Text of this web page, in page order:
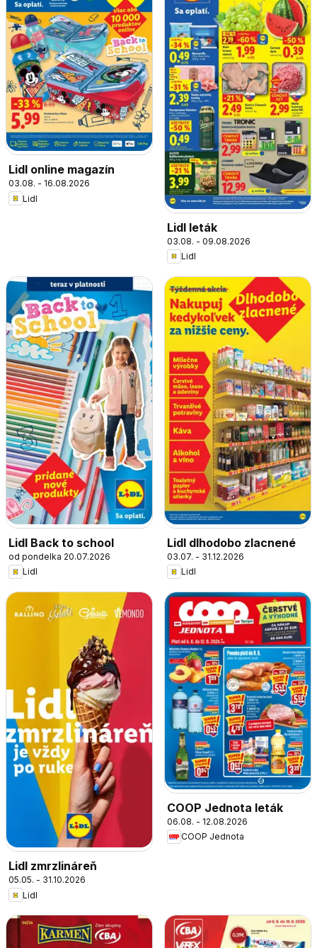
Lidl online magazín
03.08. - 16.08.2026
Lidl
Lidl leták
03.08. - 09.08.2026
Lidl
Lidl Back to school
od pondelka 20.07.2026
Lidl
Lidl dlhodobo zlacnené
03.07. - 31.12.2026
Lidl
Lidl zmrzlináreň
05.05. - 31.10.2026
Lidl
COOP Jednota leták
06.08. - 12.08.2026
COOP Jednota